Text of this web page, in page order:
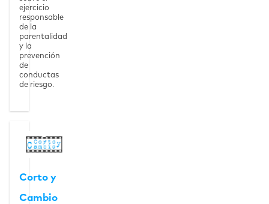
ejercicio
responsable
de la
parentalidad
y la
prevención
de
conductas
de riesgo.
Corto y
Cambio